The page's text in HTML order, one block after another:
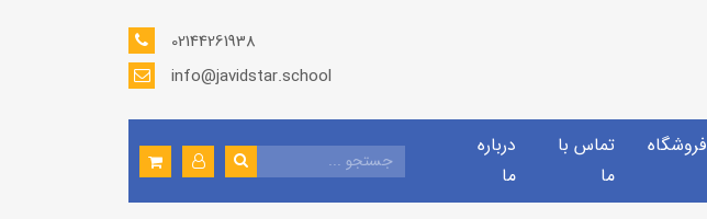
02144261938
info@javidstar.school
فروشگاه
تماس با
ما
درباره
ما